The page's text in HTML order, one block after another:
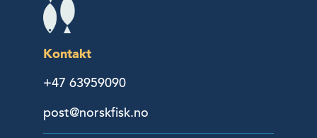
Kontakt
+47 63959090
post@norskfisk.no